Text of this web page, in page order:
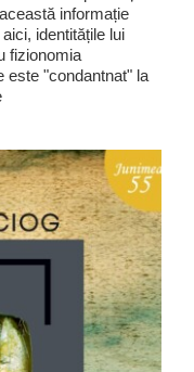
informație
identitățile lui
fizionomia
este "condantnat" la